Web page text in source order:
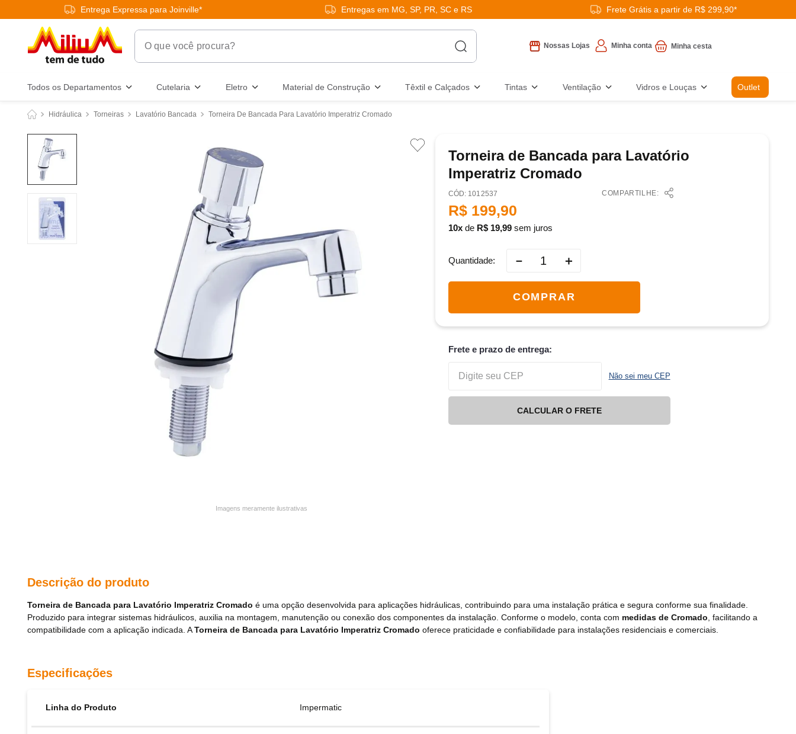
Entrega Expressa para Joinville* Entregas em MG, SP, PR, SC e RS Frete Grátis a partir de R$ 299,90*
O que você procura?
Nossas Lojas Minha conta
Todos os Departamentos Cutelaria Eletro Material de Construção Têxtil e Calçados Tintas Ventilação Vidros e Louças Outlet
Hidráulica Torneiras Lavatório Bancada Torneira De Bancada Para Lavatório Imperatriz Cromado
Imagens meramente ilustrativas
Torneira de Bancada para Lavatório
Imperatriz Cromado
: 1012537 COMPARTILHE:
R$ 199,90
10 de R$ 19,99sem juros
Quantidade ＋
－
COMPRAR
Frete e prazo de entrega:
Não sei meu CEP
CALCULAR O FRETE
Descrição do produto
Torneira de Bancada para Lavatório Imperatriz Cromado é uma opção desenvolvida para aplicações hidráulicas, contribuindo para uma instalação prática e segura conforme sua finalidade.
Produzido para integrar sistemas hidráulicos, auxilia na montagem, manutenção ou conexão dos componentes da instalação. Conforme o modelo, conta com medidas de Cromado , facilitando a
compatibilidade com a aplicação indicada. ATorneira de Bancada para Lavatório Imperatriz Cromado oferece praticidade e confiabilidade para instalações residenciais e comerciais.
Especificações
Linha do Produto Impermatic
garrafa térmica
luminária
frigideira multiflon
panelas
varal
caneca